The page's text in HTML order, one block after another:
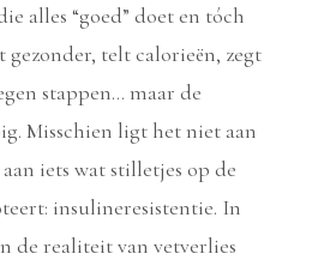
alles “goed” doet en tóch
gezonder, telt calorieën, zegt
stappen… maar de
Misschien ligt het niet aan
iets wat stilletjes op de
insulineresistentie. In
de realiteit van vetverlies